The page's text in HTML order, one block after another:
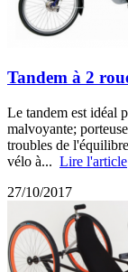
Tandem à 2
Le tandem est idéal
malvoyante;
troubles de
vélo à... Lire l'article
27/10/2017